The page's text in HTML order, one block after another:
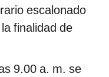
escalonado
finalidad de
9.00 a. m. se